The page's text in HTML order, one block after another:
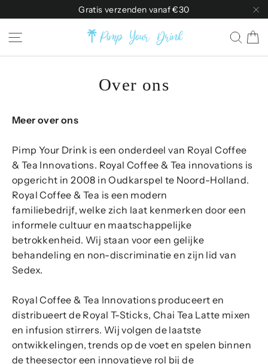
naar
artikel
Gratis verzenden vanaf €30
Sitenavigatie
Over ons
Meer over ons
Pimp Your Drink is een onderdeel van Royal Coffee
& Tea Innovations. Royal Coffee & Tea innovations is
opgericht in 2008 in Oudkarspel te Noord-Holland.
Royal Coffee & Tea is een modern
familiebedrijf, welke zich laat kenmerken door een
informele cultuur en maatschappelijke
betrokkenheid. Wij staan voor een gelijke
behandeling en non-discriminatie en zijn lid van
Sedex.
Royal Coffee & Tea Innovations produceert en
distribueert de Royal T-Sticks, Chai Tea Latte mixen
en infusion stirrers. Wij volgen de laatste
ontwikkelingen, trends op de voet en spelen binnen
de theesector een innovatieve rol bij de